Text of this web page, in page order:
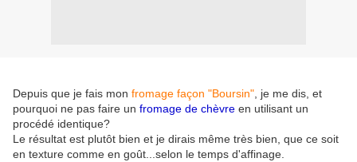
Depuis que je fais mon fromage façon "Boursin" , je me dis, et
pourquoi ne pas faire un fromage de chèvre en utilisant un
procédé identique?
Le résultat est plutôt bien et je dirais même très bien, que ce soit
en texture comme en goût...selon le temps d'affinage.